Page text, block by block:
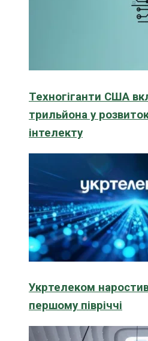
Техногіганти США
трильйона у
інтелекту
Укртелеком
першому півріччі